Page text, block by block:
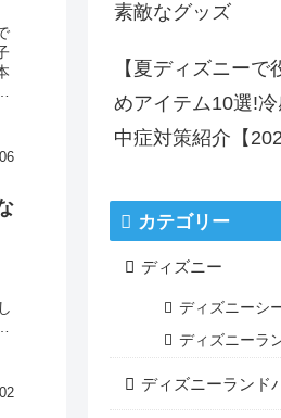
素敵なグッズ
【夏ディズニー
めアイテム10選!
中症対策紹介【
カテゴリー
ディズニー
ディズニーシ
ディズニーラ
ディズニーランド